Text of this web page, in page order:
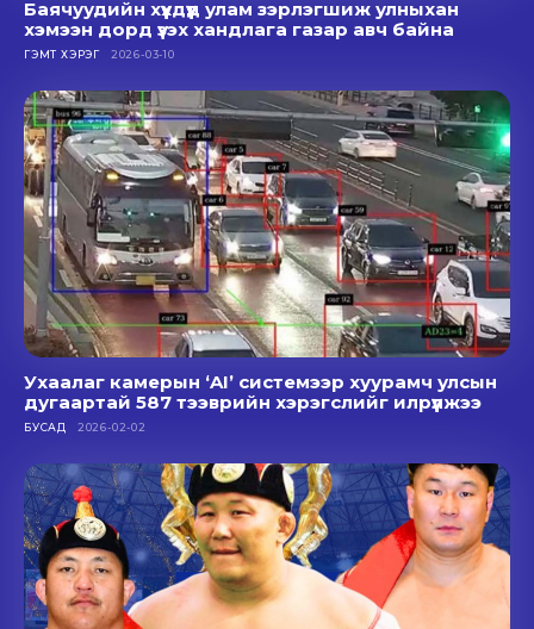
Баячуудийн хүүхдүүд улам зэрлэгшиж улныхан
хэмээн дорд үзэх хандлага газар авч байна
ГЭМТ ХЭРЭГ 2026-03-10
Ухаалаг камерын ‘AI’ системээр хуурамч улсын
дугаартай 587 тээврийн хэрэгслийг илрүүлжээ
БУСАД 2026-02-02